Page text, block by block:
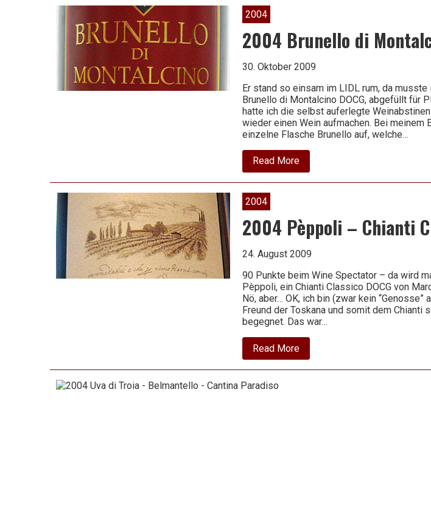
–
Costa
di
Bussia
2004
2004 Brunello di
30. Oktober 2009
Er stand so einsam im LIDL rum, da
Brunello di Montalcino DOCG, abgefüllt für
hatte ich die selbst auferlegte
wieder einen Wein aufmachen. Bei meinem
einzelne Flasche Brunello auf, welche…
Read Moreabout
2004
Brunello
2004
2004 Pèppoli – Chianti
24. August 2009
90 Punkte beim Wine Spectator – da wird
Pèppoli, ein Chianti Classico DOCG von
Nö, aber… OK, ich bin (zwar kein
Freund der Toskana und somit dem Chianti
begegnet. Das war…
Read Moreabout
2004
Pèppoli